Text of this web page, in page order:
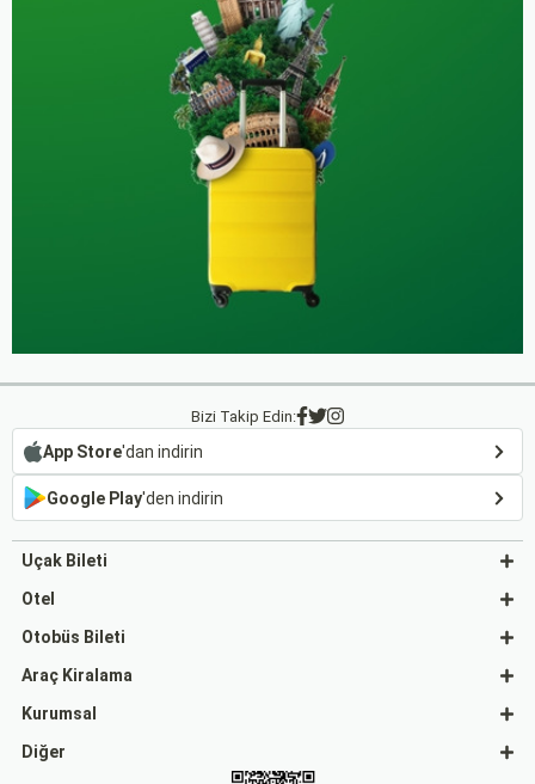
Bizi Takip Edin:
App Store'dan indirin
Google Play'den indirin
Uçak Bileti
Otel
Otobüs Bileti
Araç Kiralama
Kurumsal
Diğer